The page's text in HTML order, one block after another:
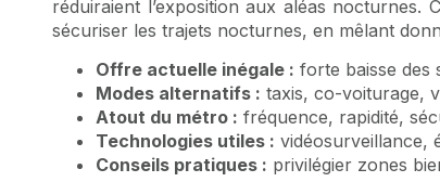
réduiraient l’exposition aux aléas
sécuriser les trajets nocturnes, en mêlant
Offre actuelle inégale : forte baisse des
Modes alternatifs : taxis, co-voiturage,
Atout du métro : fréquence, rapidité,
Technologies utiles : vidéosurveillance,
Conseils pratiques : privilégier zones